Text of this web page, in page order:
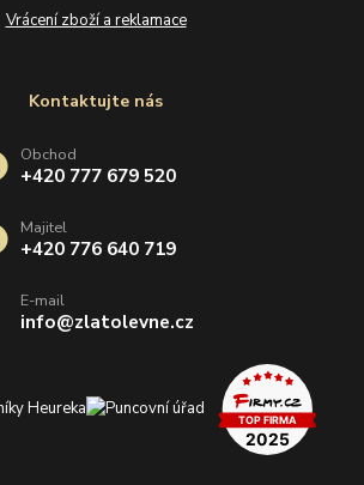
Vrácení zboží a reklamace
Kontaktujte nás
Obchod
+420 777 679 520
Majitel
+420 776 640 719
E-mail
info@zlatolevne.cz